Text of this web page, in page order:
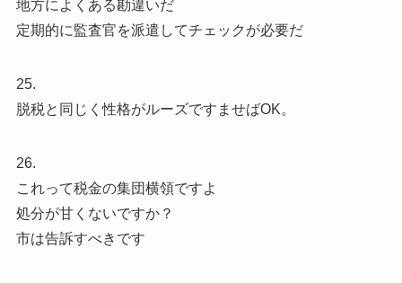
地方によくある勘違いだ
定期的に監査官を派遣してチェックが必要だ
25.
脱税と同じく性格がルーズですませばOK。
26.
これって税金の集団横領ですよ
処分が甘くないですか？
市は告訴すべきです